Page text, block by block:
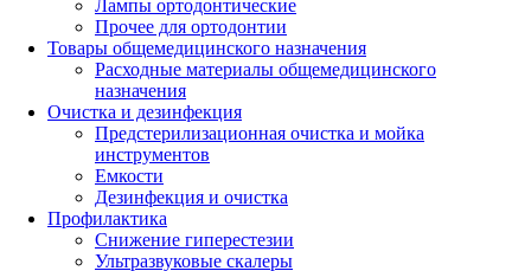
Лампы ортодонтические
Прочее для ортодонтии
Товары общемедицинского назначения
Расходные материалы общемедицинского
назначения
Очистка и дезинфекция
Предстерилизационная очистка и мойка
инструментов
Емкости
Дезинфекция и очистка
Профилактика
Снижение гиперестезии
Ультразвуковые скалеры